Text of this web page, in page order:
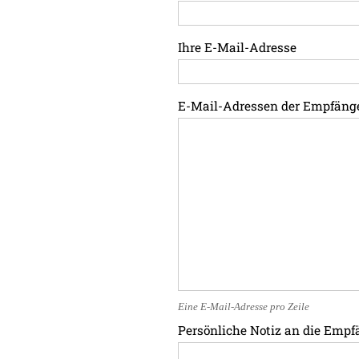
Ihre E-Mail-Adresse
E-Mail-Adressen der
Eine E-Mail-Adresse pro Zeile
Persönliche Notiz an die